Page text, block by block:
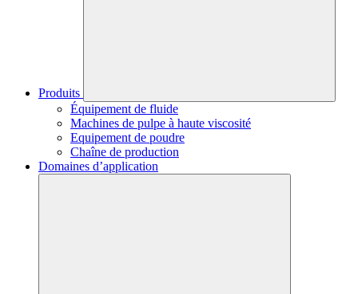
Produits
Équipement de fluide
Machines de pulpe à haute viscosité
Equipement de poudre
Chaîne de production
Domaines d’application